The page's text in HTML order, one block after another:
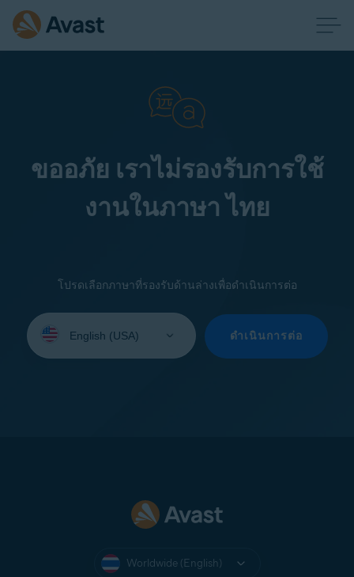
ขออภัย เราไม่รองรับการใช้
งานในภาษา ไทย
โปรดเลือกภาษาที่รองรับด้านล่างเพื่อดำเนินการต่อ
your
ดำเนินการต่อ
Worldwide (English)